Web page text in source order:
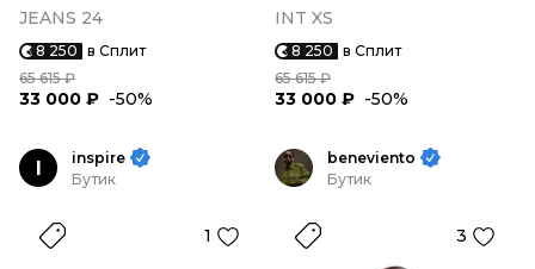
JEANS 24
8 250 в Сплит
65 615 ₽
33 000 ₽ -50%
INT XS
8 250 в Сплит
65 615 ₽
33 000 ₽ -50%
I
inspire
Бутик
1
beneviento
Бутик
3